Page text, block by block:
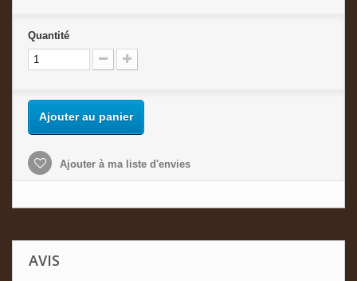
Quantité
Ajouter au panier
Ajouter à ma liste d'envies
AVIS